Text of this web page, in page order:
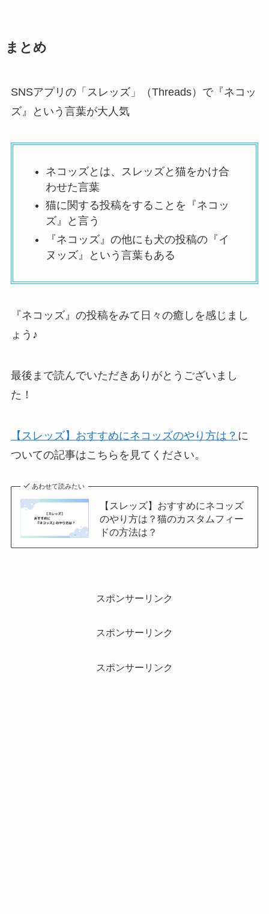
まとめ
SNSアプリの「スレッズ」（Threads）で『ネコッ
ズ』という言葉が大人気
ネコッズとは、スレッズと猫をかけ合
わせた言葉
猫に関する投稿をすることを『ネコッ
ズ』と言う
『ネコッズ』の他にも犬の投稿の『イ
ヌッズ』という言葉もある
『ネコッズ』の投稿をみて日々の癒しを感じまし
ょう♪
最後まで読んでいただきありがとうございまし
た！
【スレッズ】おすすめにネコッズのやり方は？ に
ついての記事はこちらを見てください。
あわせて読みたい
【スレッズ】おすすめにネコッズ
のやり方は？猫のカスタムフィー
ドの方法は？
スポンサーリンク
スポンサーリンク
スポンサーリンク